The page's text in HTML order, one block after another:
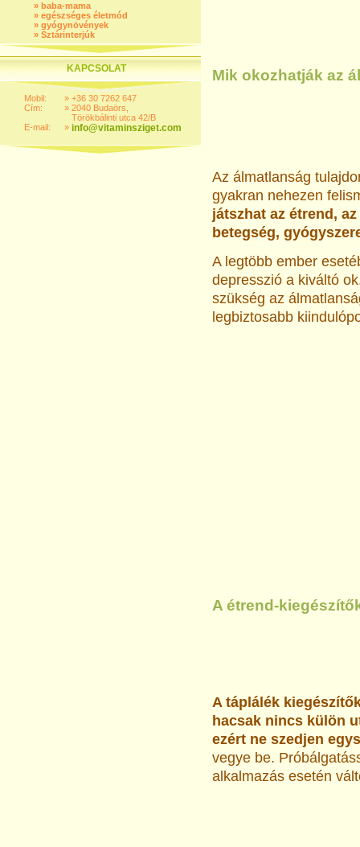
» baba-mama
» egészséges életmód
» gyógynövények
» Sztárinterjúk
KAPCSOLAT
Mobil:
Cím:
E-mail:
»
»
»
+36 30 7262 647
2040 Budaörs,
Törökbálinti utca 42/B
info@vitaminsziget.com
Mik okozhatják az
Az álmatlanság
gyakran nehezen
játszhat az étrend,
betegség,
A legtöbb ember
depresszió a kiváltó
szükség az
legbiztosabb
A étrend-
A táplálék
hacsak nincs külön
ezért ne szedjen
vegye be.
alkalmazás esetén